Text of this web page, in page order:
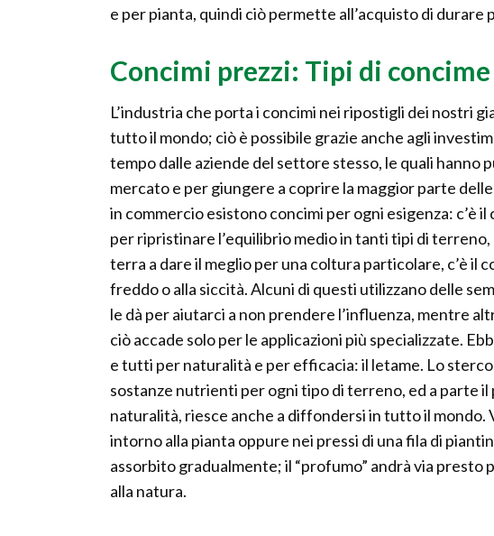
e per pianta, quindi ciò permette all’acquisto di durare
Concimi prezzi: Tipi di concime
L’industria che porta i concimi nei ripostigli dei nostri
tutto il mondo; ciò è possibile grazie anche agli
tempo dalle aziende del settore stesso, le quali hanno
mercato e per giungere a coprire la maggior parte
in commercio esistono concimi per ogni esigenza: c’è
per ripristinare l’equilibrio medio in tanti tipi di
terra a dare il meglio per una coltura particolare, c’è il
freddo o alla siccità. Alcuni di questi utilizzano delle
le dà per aiutarci a non prendere l’influenza, mentre
ciò accade solo per le applicazioni più specializzate.
e tutti per naturalità e per efficacia: il letame. Lo
sostanze nutrienti per ogni tipo di terreno, ed a parte il
naturalità, riesce anche a diffondersi in tutto il
intorno alla pianta oppure nei pressi di una fila di
assorbito gradualmente; il “profumo” andrà via presto
alla natura.